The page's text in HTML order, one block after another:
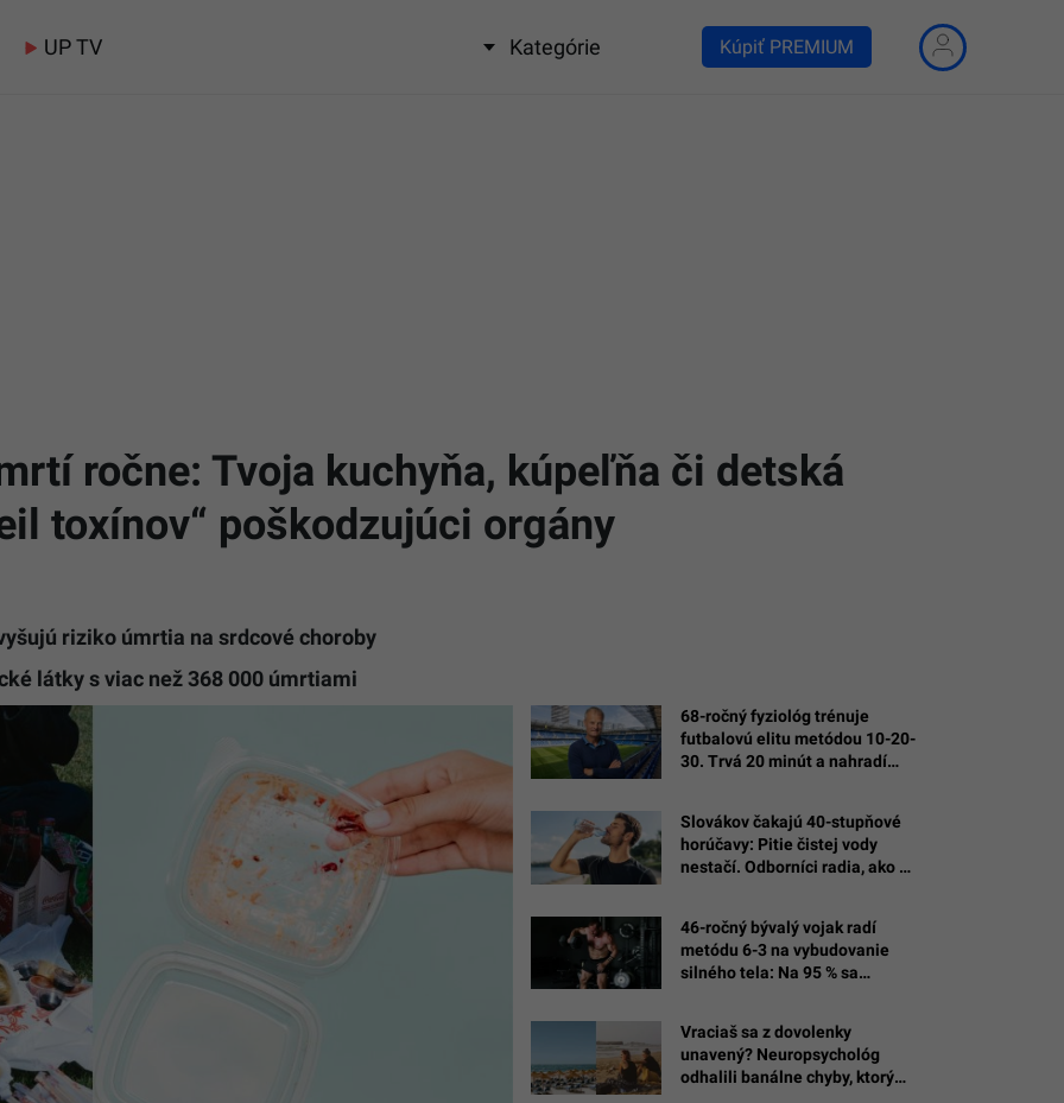
UP TV Kategórie Kúpiť PREMIUM
ročne: Tvoja kuchyňa, kúpeľňa či detská
toxínov“ poškodzujúci orgány
riziko úmrtia na srdcové choroby
látky s viac než 368 000 úmrtiami
68-ročný fyziológ trénuje
futbalovú elitu metódou 10-20-
30. Trvá 20 minút a nahradí
Slovákov čakajú 40-stupňové
horúčavy: Pitie čistej vody
nestačí. Odborníci radia, ako sa
46-ročný bývalý vojak radí
metódu 6-3 na vybudovanie
silného tela: Na 95 % sa
Vraciaš sa z dovolenky
unavený? Neuropsychológ
odhalili banálne chyby, ktorými